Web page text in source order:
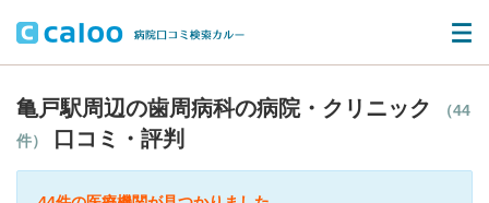
亀戸駅周辺の歯周病科の病院・クリニック
（44
件）
口コミ・評判